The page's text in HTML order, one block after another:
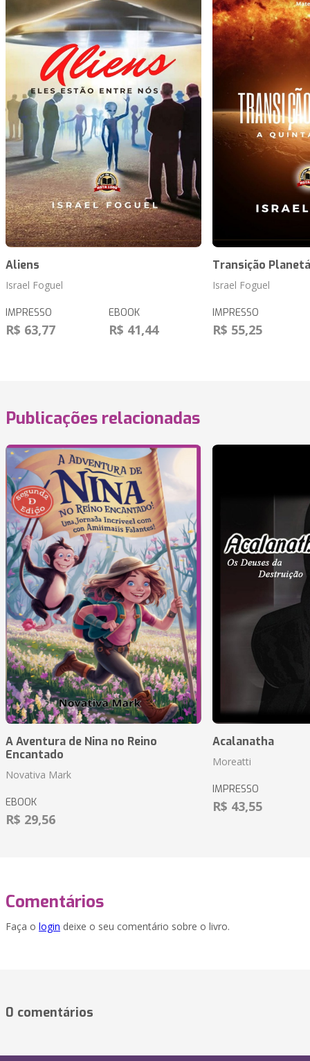
Aliens
Israel Foguel
IMPRESSO
R$ 63,77
EBOOK
R$ 41,44
Transição
Israel Foguel
IMPRESSO
R$ 55,25
Publicações relacionadas
A Aventura de Nina no Reino
Encantado
Novativa Mark
EBOOK
R$ 29,56
Acalanatha
Moreatti
IMPRESSO
R$ 43,55
Comentários
Faça o login deixe o seu comentário sobre o livro.
0 comentários